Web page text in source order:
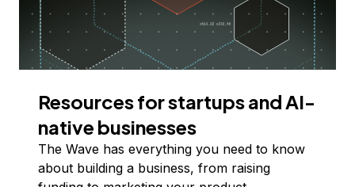
Resources for startups and AI-
native businesses
The Wave has everything you need to know
about building a business, from raising